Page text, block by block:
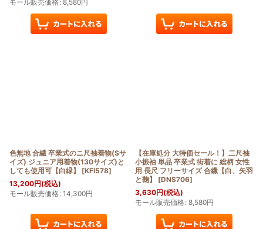
モール販売価格: 8,580円
色無地 合繊 卒業式のニ尺袖着物(Sサ
イズ) ジュニア用着物(130サイズ)と
しても使用可【白緑】
[KFI578]
13,200円(税込)
モール販売価格: 14,300円
【在庫処分 大特価セール！】二尺袖
小振袖 単品 卒業式 街着に 総柄 女性
用 長尺 フリーサイズ 合繊【白、矢羽
と鞠】
[DNS706]
3,630円(税込)
モール販売価格: 8,580円